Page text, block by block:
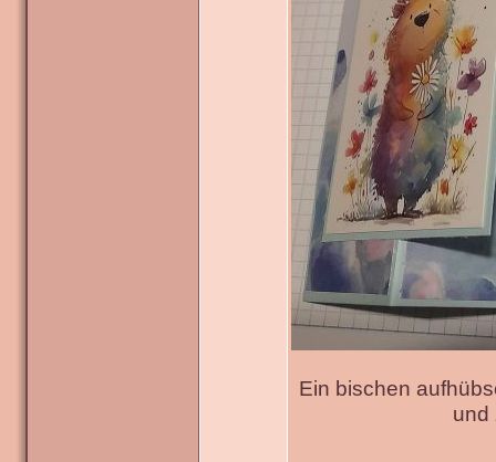
Ein bischen
und